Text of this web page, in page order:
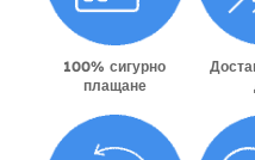
100% сигурно
плащане